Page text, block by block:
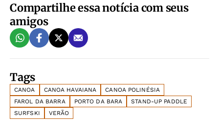
Compartilhe essa notícia com seus
amigos
Tags
CANOA CANOA HAVAIANA
CANOA POLINÉSIA
FAROL DA BARRA
PORTO DA BARA
STAND-UP PADDLE
SURFSKI
VERÃO